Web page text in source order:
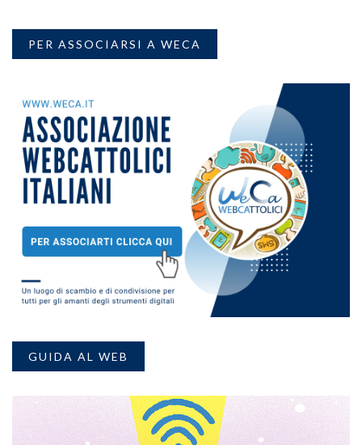
PER ASSOCIARSI A WECA
GUIDA AL WEB